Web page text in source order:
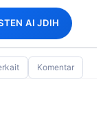
AI JDIH
Komentar